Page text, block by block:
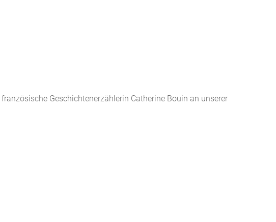
Geschichtenerzählerin Catherine Bouin an unserer